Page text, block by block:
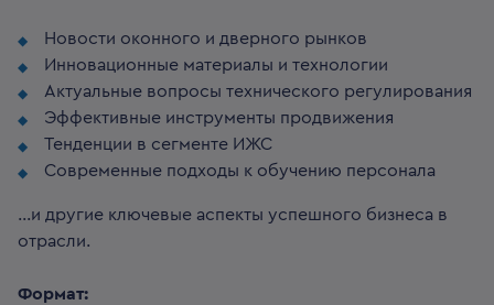
Новости оконного и дверного рынков
Инновационные материалы и технологии
Актуальные вопросы технического регулирования
Эффективные инструменты продвижения
Тенденции в сегменте ИЖС
Современные подходы к обучению персонала
...и другие ключевые аспекты успешного бизнеса в
отрасли.
Формат: